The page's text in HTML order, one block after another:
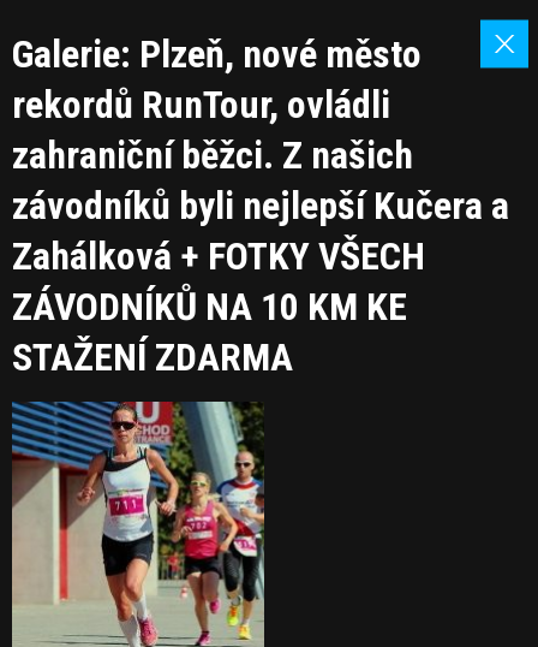
Galerie: Plzeň, nové město
rekordů RunTour, ovládli
zahraniční běžci. Z našich
závodníků byli nejlepší Kučera a
Zahálková + FOTKY VŠECH
ZÁVODNÍKŮ NA 10 KM KE
STAŽENÍ ZDARMA